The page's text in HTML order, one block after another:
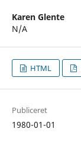
Karen Glente
N/A
HTML
Publiceret
1980-01-01